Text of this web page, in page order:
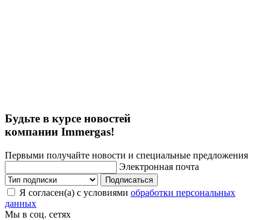
Будьте в курсе новостей
компании Immergas!
Первыми получайте новости и специальные предложения
Электронная почта
Подписаться
Я согласен(а) с условиями обработки персональных
данных
Мы в соц. сетях